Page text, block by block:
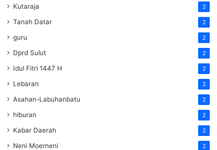
Kutaraja 2
Tanah Datar 2
guru 2
Dprd Sulut 2
Idul Fitri 1447 H 2
Lebaran 2
Asahan-Labuhanbatu 2
hiburan 2
Kabar Daerah 2
Neni Moerneni 2